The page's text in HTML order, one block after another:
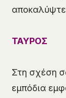
ΤΑΥΡΟΣ
Στη σχέση
εμπόδια